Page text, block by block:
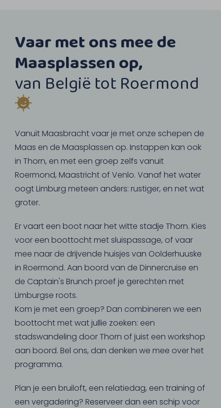
Vaar met ons mee de
Maasplassen op,
van België tot Roermond
Vanuit Maasbracht vaar je met onze schepen de
Maas en de Maasplassen op. Instappen kan ook
in Thorn, en met een groep zelfs vanuit
Roermond, Maastricht of Venlo. Vanaf het water
oogt Limburg meteen anders: rustiger, en net wat
groter.
Er vaart een boot naar het witte stadje Thorn. Kies
voor een boottocht met sluispassage, of vaar
mee naar de drijvende huisjes van Oolderhuuske
in Roermond. Aan boord van de Dinnercruise en
de Captain's Brunch proef je gerechten met
Limburgse roots.
Kom je met een groep? Dan combineren we een
boottocht met wat jullie zoeken: een
stadswandeling door Thorn of juist een workshop
aan boord. Bel ons, dan denken we mee over het
programma.
Plan je een bruiloft, een relatiedag, een training of
een vergadering? Reserveer dan een schip voor